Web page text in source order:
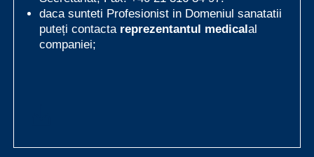
daca sunteti Profesionist in Domeniul sanatatii
puteți contacta reprezentantul medicalal
companiei;